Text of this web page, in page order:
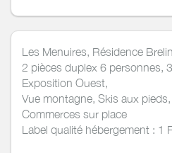
Les Menuires, Résidence
2 pièces duplex 6 personnes,
Exposition Ouest,
Vue montagne, Skis aux pieds,
Commerces sur place
Label qualité hébergement : 1